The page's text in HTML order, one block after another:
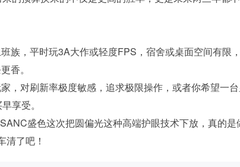
族，平时玩3A大作或轻度FPS，宿舍或桌面空间有限
香。
，对刷新率极度敏感，追求极限操作，或者你希望一
享受。
盛色这次把圆偏光这种高端护眼技术下放，真的是
清了吧！